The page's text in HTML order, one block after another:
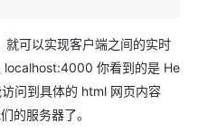
可以实现客户端之间的实时
localhost:4000 你看到的是 He
问到具体的 html 网页内容
的服务器了。